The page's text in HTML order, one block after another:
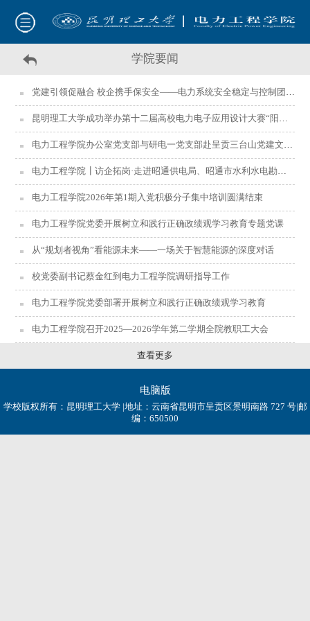
学院要闻
党建引领促融合 校企携手保安全——电力系统安全稳定与控制团队党支部与长江电力乌东德电厂电气维修部党总支开展支部联建活动
昆明理工大学成功举办第十二届高校电力电子应用设计大赛“阳光电源杯”新能源与储能竞赛启动大会
电力工程学院办公室党支部与研电一党支部赴呈贡三台山党建文化公园开展联建共学活动
电力工程学院┃访企拓岗·走进昭通供电局、昭通市水利水电勘测设计研究院
电力工程学院2026年第1期入党积极分子集中培训圆满结束
电力工程学院党委开展树立和践行正确政绩观学习教育专题党课
从“规划者视角”看能源未来——一场关于智慧能源的深度对话
校党委副书记蔡金红到电力工程学院调研指导工作
电力工程学院党委部署开展树立和践行正确政绩观学习教育
电力工程学院召开2025—2026学年第二学期全院教职工大会
查看更多
电脑版
学校版权所有：昆明理工大学 |地址：云南省昆明市呈贡区景明南路 727 号|邮
编：650500